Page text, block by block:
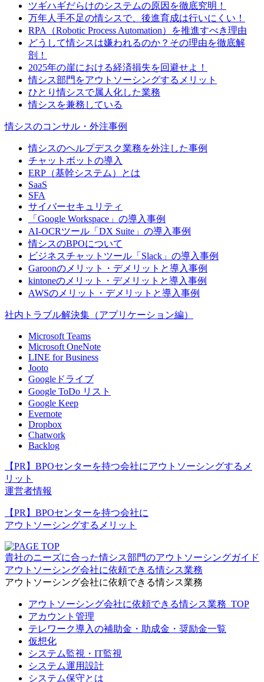
ツギハギだらけのシステムの原因を徹底究明！
万年人手不足の情シスで、後進育成は行いにくい！
RPA（Robotic Process Automation）を推進すべき理由
どうして情シスは嫌われるのか？その理由を徹底解
剖！
2025年の崖における経済損失を回避せよ！
情シス部門をアウトソーシングするメリット
ひとり情シスで属人化した業務
情シスを兼務している
情シスのコンサル・外注事例
情シスのヘルプデスク業務を外注した事例
チャットボットの導入
ERP（基幹システム）とは
SaaS
SFA
サイバーセキュリティ
「Google Workspace」の導入事例
AI-OCRツール「DX Suite」の導入事例
情シスのBPOについて
ビジネスチャットツール「Slack」の導入事例
Garoonのメリット・デメリットと導入事例
kintoneのメリット・デメリットと導入事例
AWSのメリット・デメリットと導入事例
社内トラブル解決集（アプリケーション編）
Microsoft Teams
Microsoft OneNote
LINE for Business
Jooto
Googleドライブ
Google ToDo リスト
Google Keep
Evernote
Dropbox
Chatwork
Backlog
【PR】BPOセンターを持つ会社にアウトソーシングするメ
リット
運営者情報
【PR】BPOセンターを持つ会社に
アウトソーシングするメリット
貴社のニーズに合った情シス部門のアウトソーシングガイド
アウトソーシング会社に依頼できる情シス業務
アウトソーシング会社に依頼できる情シス業務
アウトソーシング会社に依頼できる情シス業務_TOP
アカウント管理
テレワーク導入の補助金・助成金・奨励金一覧
仮想化
システム監視・IT監視
システム運用設計
システム保守とは